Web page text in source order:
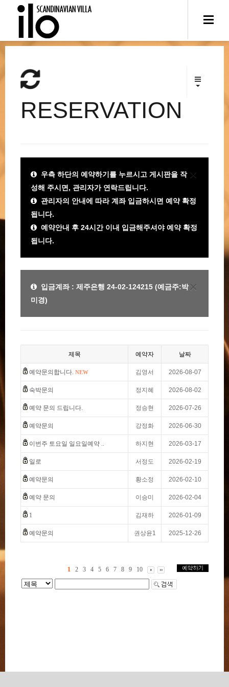
RESERVATION
×
우측 하단의 예약하기를 누르시고 게시판을 작
성해 주시면, 관리자가 연락드립니다.
관리자의 안내에 따라 계좌 입금하시면 예약 확정
됩니다.
예약안내 후 24시간 이내 입금해주셔야 예약 확정
됩니다.
×
입금계좌 : 제주은행 24-02-124215 (예금주:박
미경)
제목 예약자 날짜
예약문의합니다. NEW 김영서 2026-08-07
숙박문의 정지혜 2026-08-02
예약 문의 드립니다. 정승현 2026-07-26
예약문의 강정화 2026-06-30
이번주 토요일 일요일예약 .. 하지현 2026-03-17
일로 서정도 2026-02-19
예약문의 황소정 2026-02-10
예약 문의 이승미 2026-02-04
1 김재하 2026-01-09
예약문의 권상윤1 2025-12-26
1 2 3 4 5 6 7 8 9 10